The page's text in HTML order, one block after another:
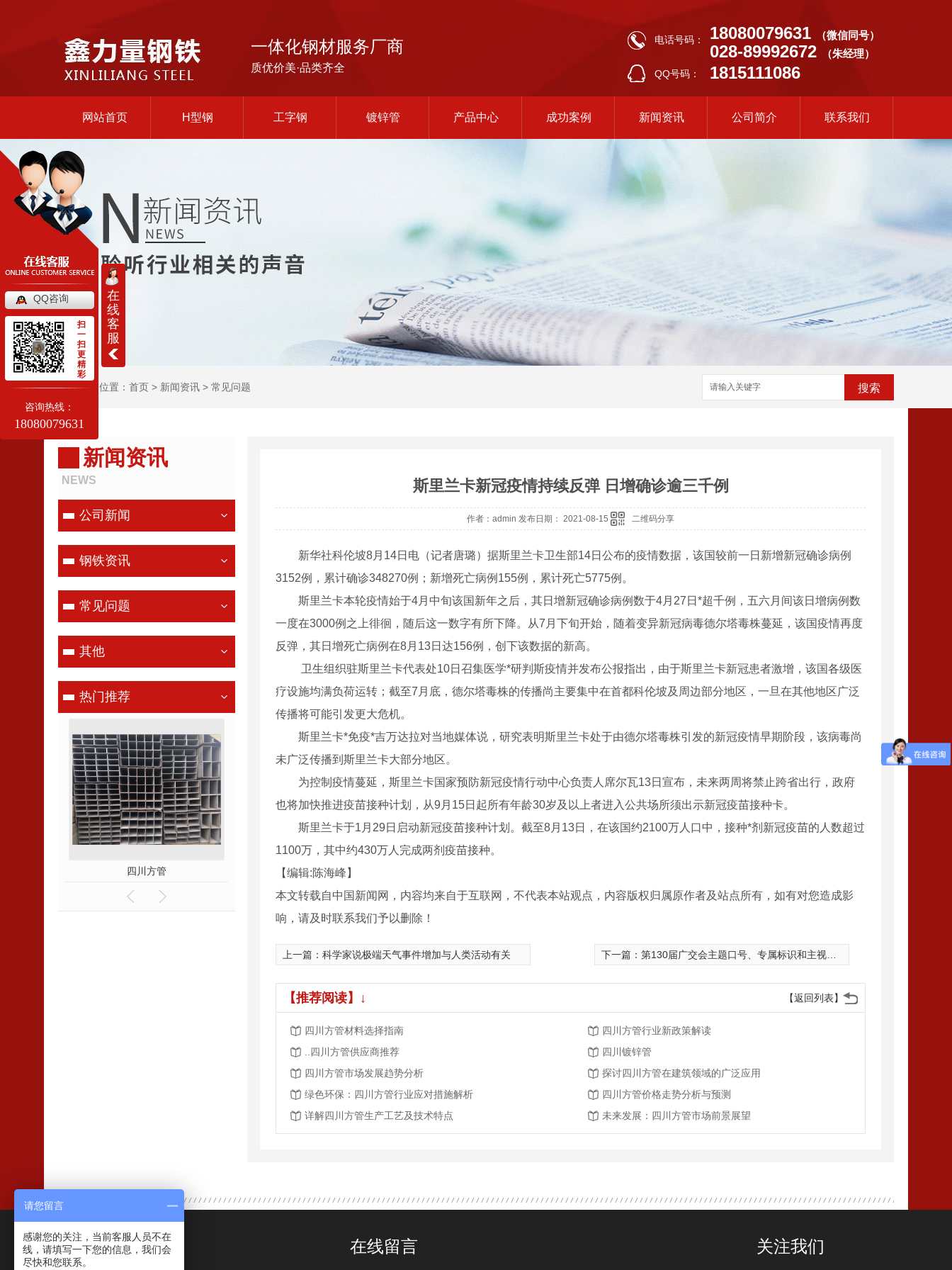
一体化钢材服务厂商
质优价美·品类齐全
电话号码： 18080079631 （微信同号）
028-89992672 （朱经理）
QQ号码： 1815111086
网站首页 H型钢 工字钢 镀锌管 产品中心 成功案例 新闻资讯 公司简介 联系我们
当前位置： 首页 > 新闻资讯 > 常见问题 搜索
新闻资讯
NEWS
公司新闻
钢铁资讯
常见问题
其他
热门推荐
四川方管 四川H型钢厂家
斯里兰卡新冠疫情持续反弹 日增确诊逾三千例
作者：admin 发布日期： 2021-08-15 二维码分享
新华社科伦坡8月14日电（记者唐璐）据斯里兰卡卫生部14日公布的疫情数据，该国较前一日新增新冠确诊病例
3152例，累计确诊348270例；新增死亡病例155例，累计死亡5775例。
斯里兰卡本轮疫情始于4月中旬该国新年之后，其日增新冠确诊病例数于4月27日*超千例，五六月间该日增病例数
一度在3000例之上徘徊，随后这一数字有所下降。从7月下旬开始，随着变异新冠病毒德尔塔毒株蔓延，该国疫情再度
反弹，其日增死亡病例在8月13日达156例，创下该数据的新高。
卫生组织驻斯里兰卡代表处10日召集医学*研判斯疫情并发布公报指出，由于斯里兰卡新冠患者激增，该国各级医
疗设施均满负荷运转；截至7月底，德尔塔毒株的传播尚主要集中在首都科伦坡及周边部分地区，一旦在其他地区广泛
传播将可能引发更大危机。
斯里兰卡*免疫*吉万达拉对当地媒体说，研究表明斯里兰卡处于由德尔塔毒株引发的新冠疫情早期阶段，该病毒尚
未广泛传播到斯里兰卡大部分地区。
为控制疫情蔓延，斯里兰卡国家预防新冠疫情行动中心负责人席尔瓦13日宣布，未来两周将禁止跨省出行，政府
也将加快推进疫苗接种计划，从9月15日起所有年龄30岁及以上者进入公共场所须出示新冠疫苗接种卡。
斯里兰卡于1月29日启动新冠疫苗接种计划。截至8月13日，在该国约2100万人口中，接种*剂新冠疫苗的人数超过
1100万，其中约430万人完成两剂疫苗接种。
【编辑:陈海峰】
本文转载自中国新闻网，内容均来自于互联网，不代表本站观点，内容版权归属原作者及站点所有，如有对您造成影
响，请及时联系我们予以删除！
上一篇： 科学家说极端天气事件增加与人类活动有关 下一篇： 第130届广交会主题口号、专属标识和主视觉形象揭晓
【返回列表】
【推荐阅读】↓
四川方管材料选择指南
四川方管行业新政策解读
..四川方管供应商推荐
四川镀锌管
四川方管市场发展趋势分析
探讨四川方管在建筑领域的广泛应用
绿色环保：四川方管行业应对措施解析
四川方管价格走势分析与预测
详解四川方管生产工艺及技术特点
未来发展：四川方管市场前景展望
联系我们 在线留言 关注我们
在
线
客
服
QQ咨询
扫
一
扫
更
精
彩
咨询热线：
18080079631
请您留言
感谢您的关注，当前客服人员不在
线，请填写一下您的信息，我们会
尽快和您联系。